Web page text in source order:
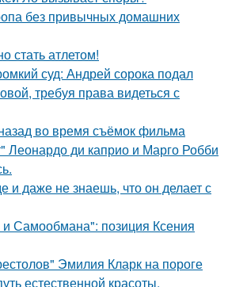
без привычных домашних
стать атлетом!
суд: Андрей сорока подал
требуя права видеться с
во время съёмок фильма
Леонардо ди каприо и Марго Робби
и даже не знаешь, что он делает с
Самообмана": позиция Ксения
Эмилия Кларк на пороге
естественной красоты.